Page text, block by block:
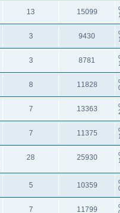
13 15099
3 9430
3 8781
8 11828
7 13363
7 11375
28 25930
5 10359
7 11799